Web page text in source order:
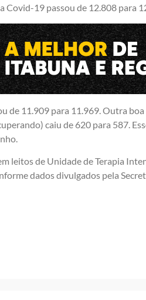
Covid-19 passou de 12.808 para
de 11.909 para 11.969. Outra
caiu de 620 para 587.
leitos de Unidade de Terapia
dados divulgados pela